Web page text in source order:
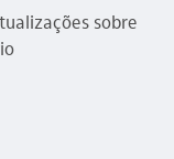
sobre